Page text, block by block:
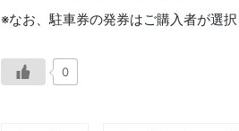
※なお、駐車券の発券はご購入者が選
0